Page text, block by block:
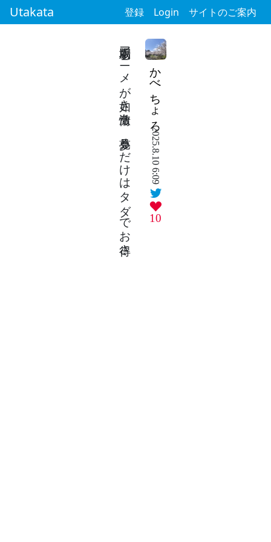
Utakata 登録 Login サイトのご案内
かべちょろ
2025.8.10 6:09
10
劇場版アニメが如き激情を 夢見るだけはタダでお得さ